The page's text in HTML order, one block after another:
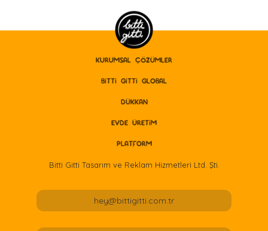
KURUMSAL ÇÖZÜMLER
BITTI GITTI GLOBAL
DÜKKAN
EVDE ÜRETİM
PLATFORM
Bitti Gitti Tasarım ve Reklam Hizmetleri Ltd. Şti.
hey@bittigitti.com.tr